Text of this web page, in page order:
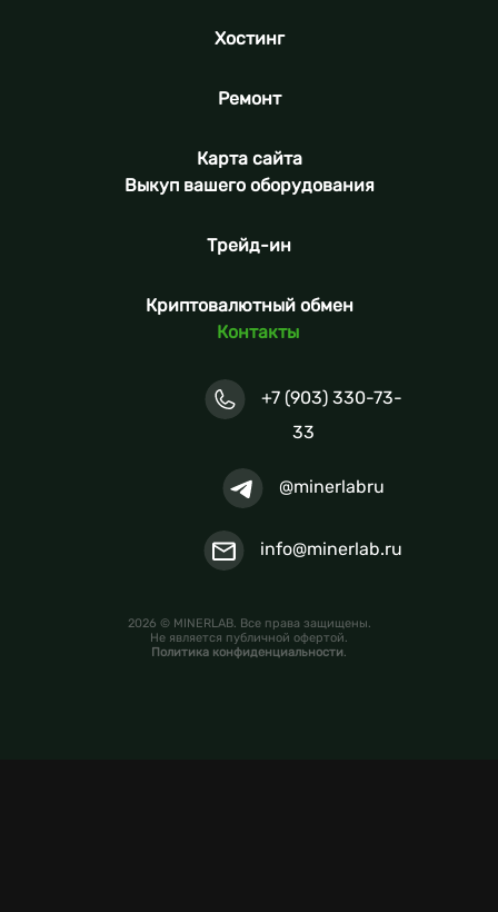
Хостинг
Ремонт
Карта сайта
Выкуп вашего оборудования
Трейд-ин
Криптовалютный обмен
Контакты
+7 (903) 330-73-
33
@minerlabru
info@minerlab.ru
2026 © MINERLAB. Все права защищены.
Не является публичной офертой.
Политика конфиденциальности.